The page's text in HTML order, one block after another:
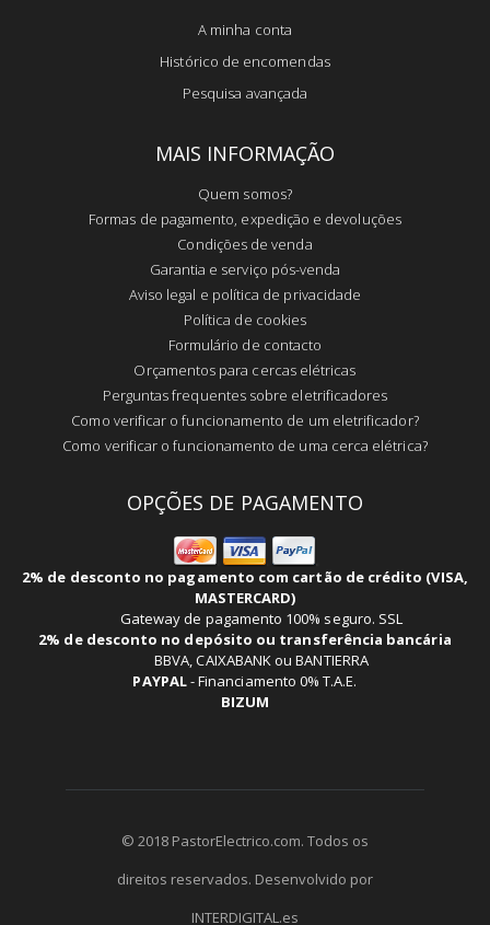
A minha conta
Histórico de encomendas
Pesquisa avançada
MAIS INFORMAÇÃO
Quem somos?
Formas de pagamento, expedição e devoluções
Condições de venda
Garantia e serviço pós-venda
Aviso legal e política de privacidade
Política de cookies
Formulário de contacto
Orçamentos para cercas elétricas
Perguntas frequentes sobre eletrificadores
Como verificar o funcionamento de um eletrificador?
Como verificar o funcionamento de uma cerca elétrica?
OPÇÕES DE PAGAMENTO
2% de desconto no pagamento com cartão de crédito (VISA,
MASTERCARD)
Gateway de pagamento 100% seguro. SSL
2% de desconto no depósito ou transferência bancária
BBVA, CAIXABANK ou BANTIERRA
PAYPAL-Financiamento 0% T.A.E.
BIZUM
© 2018 PastorElectrico.com. Todos os
direitos reservados. Desenvolvido por
INTERDIGITAL.es